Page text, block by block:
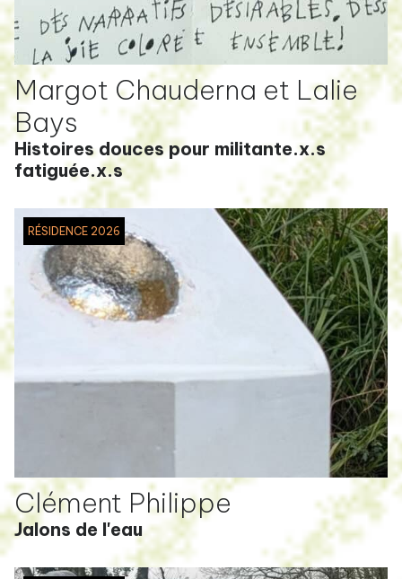
Margot Chauderna et Lalie
Bays
Histoires douces pour militante.x.s
fatiguée.x.s
RÉSIDENCE 2026
Clément Philippe
Jalons de l'eau